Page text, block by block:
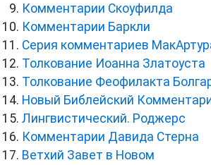
Комментарии Скоуфилда
Комментарии Баркли
Серия комментариев
Толкование Иоанна Златоуста
Толкование Феофилакта
Новый Библейский
Лингвистический. Роджерс
Комментарии Давида Стерна
Ветхий Завет в Новом